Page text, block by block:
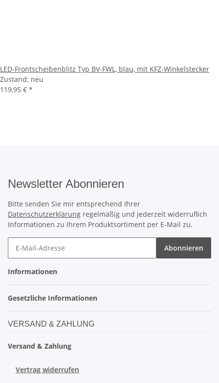
LED-Frontscheibenblitz Typ BV-FWL, blau, mit KFZ-Winkelstecker
Zustand: neu
119,95 € *
Newsletter Abonnieren
Bitte senden Sie mir entsprechend Ihrer
Datenschutzerklärung regelmäßig und jederzeit widerruflich
Informationen zu Ihrem Produktsortiment per E-Mail zu.
Abonnieren
Informationen
Gesetzliche Informationen
VERSAND & ZAHLUNG
Versand & Zahlung
Vertrag widerrufen